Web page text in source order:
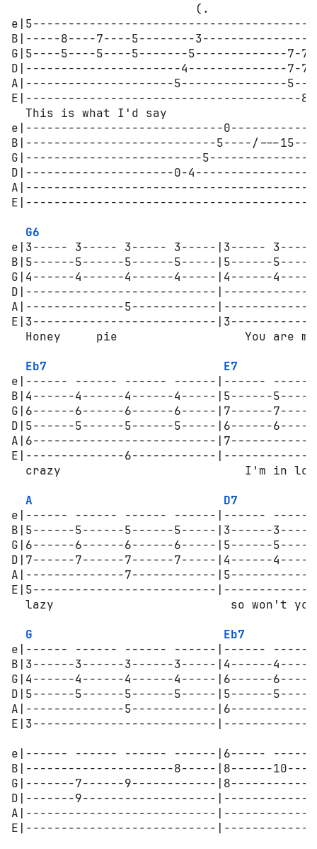
                          (.
B|-----8----7----5--------
G|5----5----5----5-------5-------------7-
D|----------------------4--------------7-
A|---------------------5---------------
E|---------------------------------------
  This is what I'd say
e|----------------------------
B|---------------------------5----/---
G|-------------------------
D|---------------------0-
G6
e|3----- 3----- 3----- 3-----|3-----
B|5------5------5------5-----|5------
G|4------4------4------4-----|4------
D|---------------------------
A|--------------5------------
E|3--------------------------
Honey     pie                  You are
Eb7
E7
e|------ ------ ------ ------|------
B|4------4------4------4-----|5------
G|6------6------6------6-----|7------
D|5------5------5------5-----|6------
A|6--------------------------
E|--------------6------------
crazy                          I'm in
A
D7
e|------ ------ ------ ------|------
B|5------5------5------5-----|3------
G|6------6------6------6-----|5------
D|7------7------7------7-----|4------
A|--------------7------------
E|5--------------------------
lazy                         so won't
G
Eb7
e|------ ------ ------ ------|------
B|3------3------3------3-----|4------
G|4------4------4------4-----|6------
D|5------5------5------5-----|5------
A|--------------5------------
E|3--------------------------
e|------ ------ ------ ------|6-----
B|---------------------8-----|8------
G|-------7------9------------
D|-------9-------------------
A|---------------------------
E|---------------------------